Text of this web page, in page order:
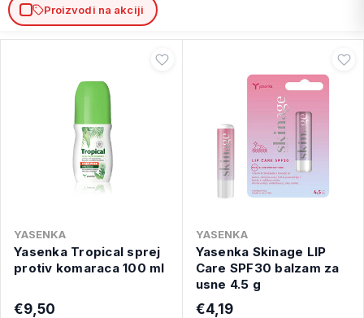
Proizvodi na akciji
YASENKA
Yasenka Tropical sprej
protiv komaraca 100 ml
€9,50
YASENKA
Yasenka Skinage LIP
Care SPF30 balzam za
usne 4.5 g
€4,19